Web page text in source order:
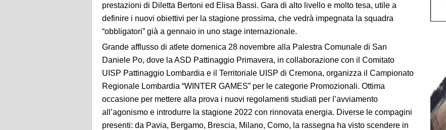
prestazioni di Diletta Bertoni ed Elisa Bassi. Gara di alto livello e molto tesa, utile a
definire i nuovi obiettivi per la stagione prossima, che vedrà impegnata la squadra
“obbligatori” già a gennaio in uno stage internazionale.
Grande afflusso di atlete domenica 28 novembre alla Palestra Comunale di San
Daniele Po, dove la ASD Pattinaggio Primavera, in collaborazione con il Comitato
UISP Pattinaggio Lombardia e il Territoriale UISP di Cremona, organizza il Campionato
Regionale Lombardia “WINTER GAMES” per le categorie Promozionali. Ottima
occasione per mettere alla prova i nuovi regolamenti studiati per l’avviamento
all’agonismo e introdurre la stagione 2022 con rinnovata energia. Diverse le compagini
presenti: da Pavia, Bergamo, Brescia, Milano, Como, la rassegna ha visto scendere in